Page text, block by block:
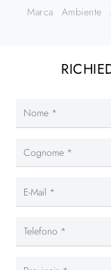
Marca Ambiente